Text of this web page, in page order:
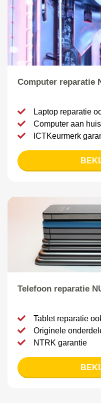
Computer reparatie
Laptop reparatie
Computer aan
ICTKeurmerk
Telefoon reparatie
Tablet reparatie
Originele
NTRK garantie